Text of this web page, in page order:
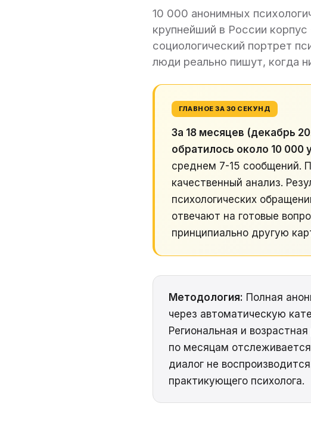
10 000 анонимных
крупнейший в России
социологический портрет
люди реально пишут, когда
ГЛАВНОЕ ЗА 30 СЕКУНД
За 18 месяцев (декабрь
обратилось около 10 000
среднем 7-15 сообщений.
качественный анализ.
психологических
отвечают на готовые
принципиально другую
Методология: Полная
через автоматическую
Региональная и
по месяцам
диалог не
практикующего психолога.